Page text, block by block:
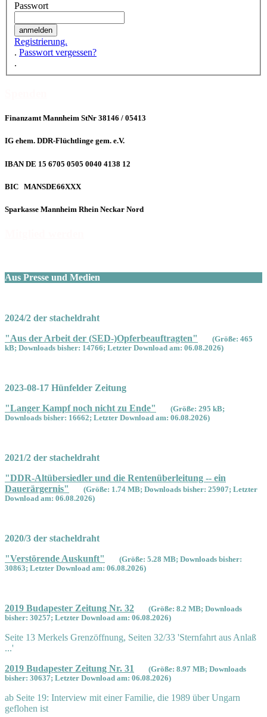
Passwort
Registrierung.
. Passwort vergessen?
.
Finanzamt Mannheim StNr 38146 / 05413
IG ehem. DDR-Flüchtlinge gem. e.V.
IBAN DE 15 6705 0505 0040 4138 12
BIC MANSDE66XXX
Sparkasse Mannheim Rhein Neckar Nord
Aus Presse und Medien
2024/2 der stacheldraht
"Aus der Arbeit der (SED-)Opferbeauftragten"
(Größe: 465
kB; Downloads bisher: 14766; Letzter Download am: 06.08.2026)
2023-08-17 Hünfelder Zeitung
"Langer Kampf noch nicht zu Ende"
(Größe: 295 kB;
Downloads bisher: 16662; Letzter Download am: 06.08.2026)
2021/2 der stacheldraht
"DDR-Altübersiedler und die Rentenüberleitung -- ein
Dauerärgernis"
(Größe: 1.74 MB; Downloads bisher: 25907; Letzter
Download am: 06.08.2026)
2020/3 der stacheldraht
"Verstörende Auskunft"
(Größe: 5.28 MB; Downloads bisher:
30863; Letzter Download am: 06.08.2026)
2019 Budapester Zeitung Nr. 32
(Größe: 8.2 MB; Downloads
bisher: 30257; Letzter Download am: 06.08.2026)
Seite 13 Merkels Grenzöffnung, Seiten 32/33 'Sternfahrt aus Anlaß
...'
2019 Budapester Zeitung Nr. 31
(Größe: 8.97 MB; Downloads
bisher: 30637; Letzter Download am: 06.08.2026)
ab Seite 19: Interview mit einer Familie, die 1989 über Ungarn
geflohen ist